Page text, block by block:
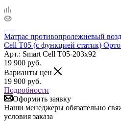
Матрас противопролежневый
Cell T05 (с функцией статик)
Арт.: Smart Cell T05-203х92
19 900 руб.
Варианты цен
19 900 руб.
Подробности
Оформить заявку
Наши менеджеры обязательно
условия заказа